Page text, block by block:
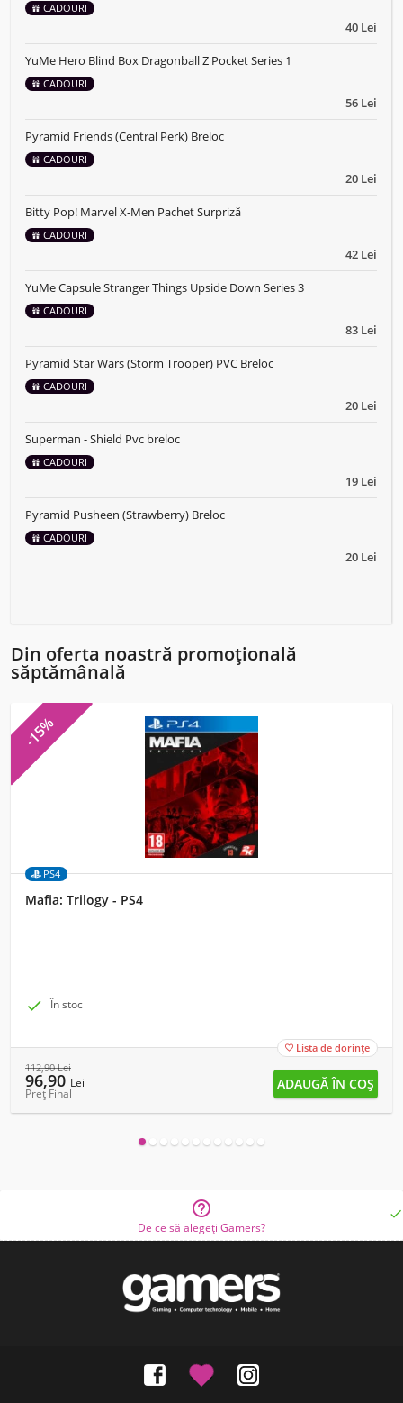
40 Lei
CADOURI
56 Lei
YuMe Hero Blind Box Dragonball Z Pocket Series 1
CADOURI
20 Lei
Pyramid Friends (Central Perk) Breloc
CADOURI
42 Lei
Bitty Pop! Marvel X-Men Pachet Surpriză
CADOURI
83 Lei
YuMe Capsule Stranger Things Upside Down Series 3
CADOURI
20 Lei
Pyramid Star Wars (Storm Trooper) PVC Breloc
CADOURI
19 Lei
Superman - Shield Pvc breloc
CADOURI
20 Lei
Pyramid Pusheen (Strawberry) Breloc
CADOURI
Din oferta noastră promoțională
săptămânală
-15%
PS4
Mafia: Trilogy - PS4
 În stoc
 Lista de dorințe
112,90Lei
96,90 Lei
Preț Final

De ce să alegeți Gamers?
